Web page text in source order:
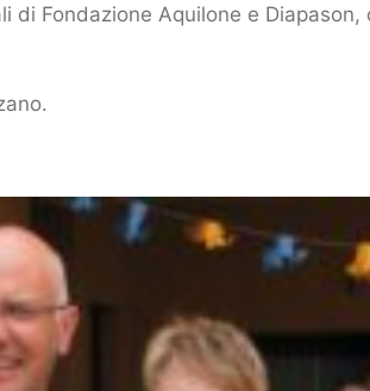
di Fondazione Aquilone e